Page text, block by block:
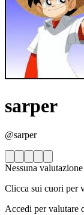
sarper
@sarper
Nessuna valutazione
Clicca sui cuori per
Accedi per valutare